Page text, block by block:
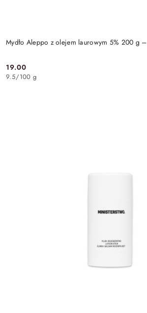
Mydło Aleppo z olejem laurowym 5% 200 g
Cena:
19.00
9.5/100 g